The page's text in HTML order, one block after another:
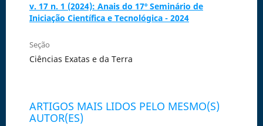
v. 17 n. 1 (2024): Anais do 17º Seminário de
Iniciação Científica e Tecnológica - 2024
Seção
Ciências Exatas e da Terra
ARTIGOS MAIS LIDOS PELO MESMO(S)
AUTOR(ES)